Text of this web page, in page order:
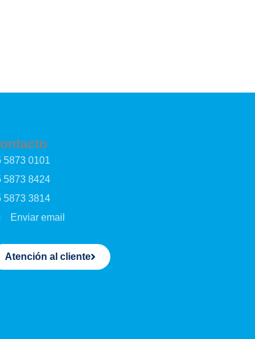
5873 0101
5873 8424
5873 3814
Enviar email
Atención al cliente